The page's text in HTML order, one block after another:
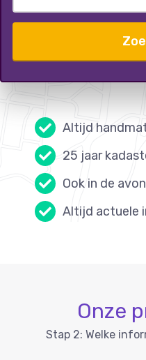
Altijd
25 jaar
Ook in de
Altijd actuele
Onze
Stap 2: Welke